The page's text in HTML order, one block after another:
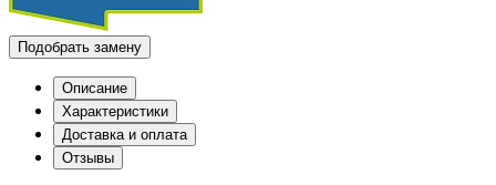
Подобрать замену
Описание
Характеристики
Доставка и оплата
Отзывы